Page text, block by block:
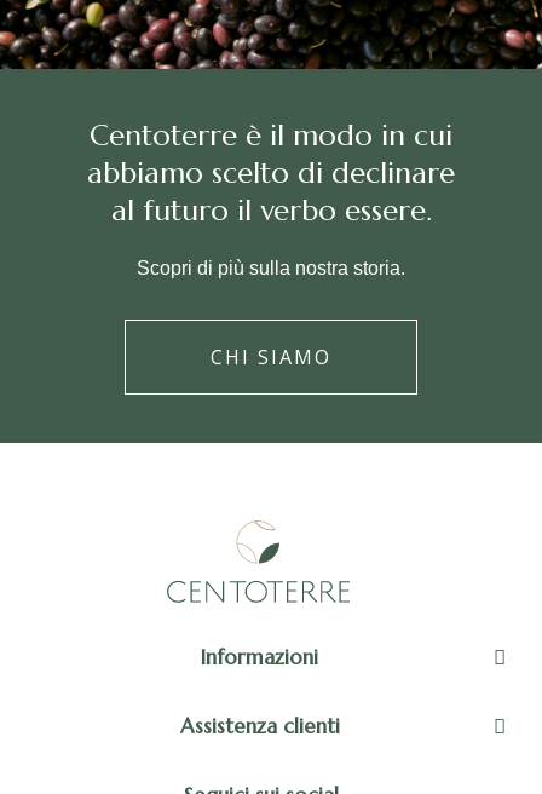
Centoterre è il modo in cui
abbiamo scelto di declinare
al futuro il verbo essere.
Scopri di più sulla nostra storia.
CHI SIAMO
Informazioni
Assistenza clienti